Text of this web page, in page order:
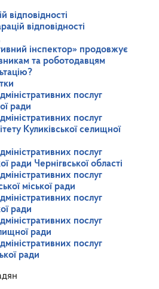
відповідності
відповідності
інспектор» продовжує
та роботодавцям
послуг
ради
послуг
Куликівської селищної
послуг
ради Чернігвської області
послуг
міської ради
послуг
ради
послуг
ради
послуг
ради